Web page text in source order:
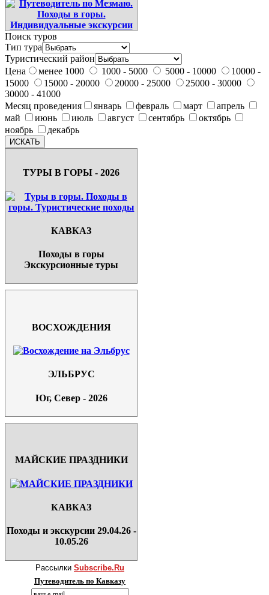
Поиск туров
Тип тура
Туристический район
Цена
менее 1000 1000 - 5000 5000 - 10000
10000 -
15000
15000 - 20000 20000 - 25000
25000 - 30000
30000 - 41000
Месяц проведения
январь февраль март
апрель
май
июнь июль август сентябрь
октябрь
ноябрь
декабрь
ТУРЫ В ГОРЫ - 2026
КАВКАЗ
Походы в горы
Экскурсионные туры
ВОСХОЖДЕНИЯ
ЭЛЬБРУС
Юг, Север - 2026
МАЙСКИЕ ПРАЗДНИКИ
КАВКАЗ
Походы и экскурсии 29.04.26 -
10.05.26
Рассылки Subscribe.Ru
Путеводитель по Кавказу